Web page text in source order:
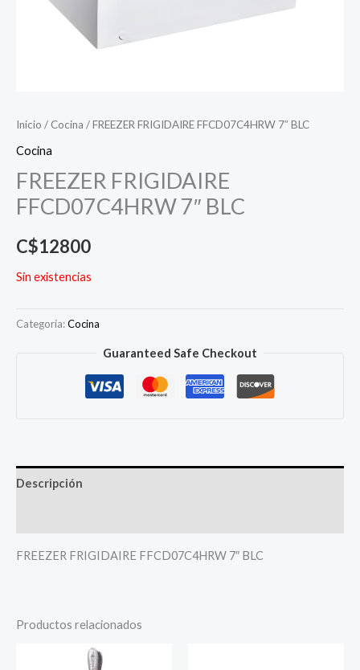
Inicio / Cocina / FREEZER FRIGIDAIRE FFCD07C4HRW 7″ BLC
Cocina
FREEZER FRIGIDAIRE
FFCD07C4HRW 7″ BLC
C$12800
Sin existencias
Categoría:Cocina
Guaranteed Safe Checkout
Descripción
FREEZER FRIGIDAIRE FFCD07C4HRW 7″ BLC
Productos relacionados